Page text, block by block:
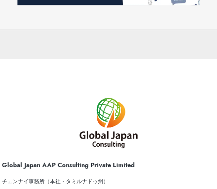
Global Japan AAP Consulting Private Limited
チェンナイ事務所（本社・タミルナドゥ州）